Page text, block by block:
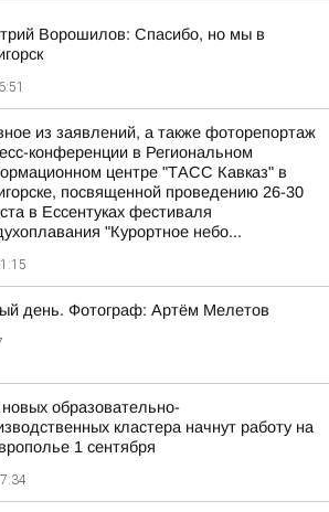
Ворошилов: Спасибо, но мы в
из заявлений, а также фоторепортаж
конференции в Региональном
центре "ТАСС Кавказ" в
посвященной проведению 26-30
в Ессентуках фестиваля
"Курортное небо...
день. Фотограф: Артём Мелетов
образовательно-
кластера начнут работу на
1 сентября